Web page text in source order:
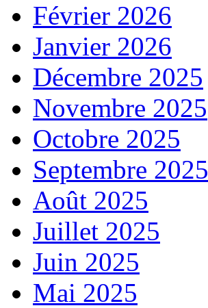
Février 2026
Janvier 2026
Décembre 2025
Novembre 2025
Octobre 2025
Septembre 2025
Août 2025
Juillet 2025
Juin 2025
Mai 2025